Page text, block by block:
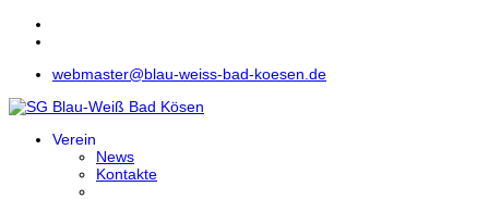
webmaster@blau-weiss-bad-koesen.de
Verein
News
Kontakte